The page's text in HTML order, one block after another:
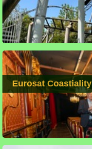
Eurosat Coastiality